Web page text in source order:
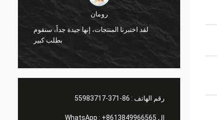
رومان
لقد اختبرنا المنتجات، إنها جيدة جداً، سنقوم
بطلب كبير
رقم الهاتف : 86-371-55983717
ال WhatsApp : +8613849966565